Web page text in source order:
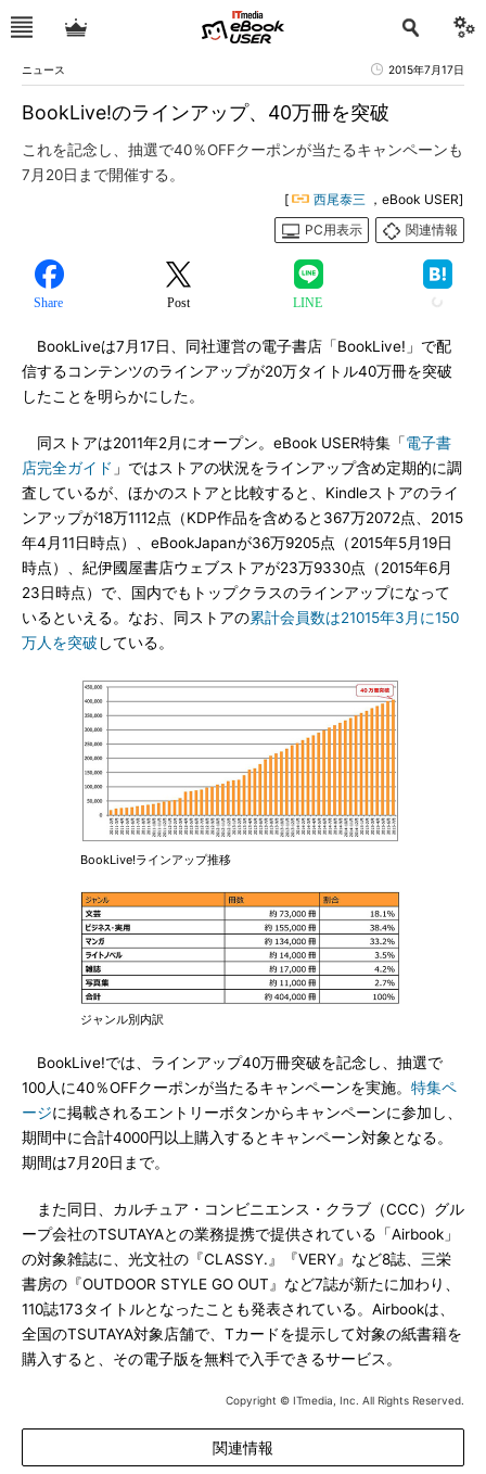
ニュース 2015年7月17日
BookLive!のラインアップ、40万冊を突破
これを記念し、抽選で40％OFFクーポンが当たるキャンペーンも
7月20日まで開催する。
[ 西尾泰三 ，eBook USER]
PC用表示
関連情報
Share Post LINE
BookLiveは7月17日、同社運営の電子書店「BookLive!」で配
信するコンテンツのラインアップが20万タイトル40万冊を突破
したことを明らかにした。
同ストアは2011年2月にオープン。eBook USER特集「電子書
店完全ガイド 」ではストアの状況をラインアップ含め定期的に調
査しているが、ほかのストアと比較すると、Kindleストアのライ
ンアップが18万1112点（KDP作品を含めると367万2072点、2015
年4月11日時点）、eBookJapanが36万9205点（2015年5月19日
時点）、紀伊國屋書店ウェブストアが23万9330点（2015年6月
23日時点）で、国内でもトップクラスのラインアップになって
いるといえる。なお、同ストアの累計会員数は21015年3月に150
万人を突破 している。
BookLive!ラインアップ推移
ジャンル別内訳
BookLive!では、ラインアップ40万冊突破を記念し、抽選で
100人に40％OFFクーポンが当たるキャンペーンを実施。 特集ペ
ージに掲載されるエントリーボタンからキャンペーンに参加し、
期間中に合計4000円以上購入するとキャンペーン対象となる。
期間は7月20日まで。
また同日、カルチュア・コンビニエンス・クラブ（CCC）グル
ープ会社のTSUTAYAとの業務提携で提供されている「Airbook」
の対象雑誌に、光文社の『CLASSY.』『VERY』など8誌、三栄
書房の『OUTDOOR STYLE GO OUT』など7誌が新たに加わり、
110誌173タイトルとなったことも発表されている。Airbookは、
全国のTSUTAYA対象店舗で、Tカードを提示して対象の紙書籍を
購入すると、その電子版を無料で入手できるサービス。
Copyright © ITmedia, Inc. All Rights Reserved.
関連情報